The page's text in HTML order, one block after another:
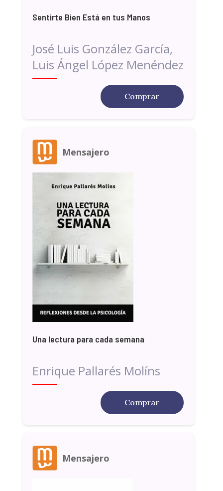
Sentirte Bien Está en tus Manos
José Luis González García,
Luis Ángel López Menéndez
Comprar
Mensajero
Una lectura para cada semana
Enrique Pallarés Molíns
Comprar
Mensajero